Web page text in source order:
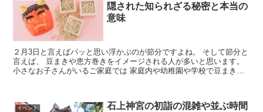
隠された知られざる秘密と本当の
意味
２月3日と言えばパッと思い浮かぶのが節分ですよね。 そして節分と
言えば、 豆まきや恵方巻きをイメージされる人が多いと思います。
小さなお子さんがいるご家庭では 家庭内や幼稚園や学校で豆まきを
イベント
石上神宮の初詣の混雑や並ぶ時間